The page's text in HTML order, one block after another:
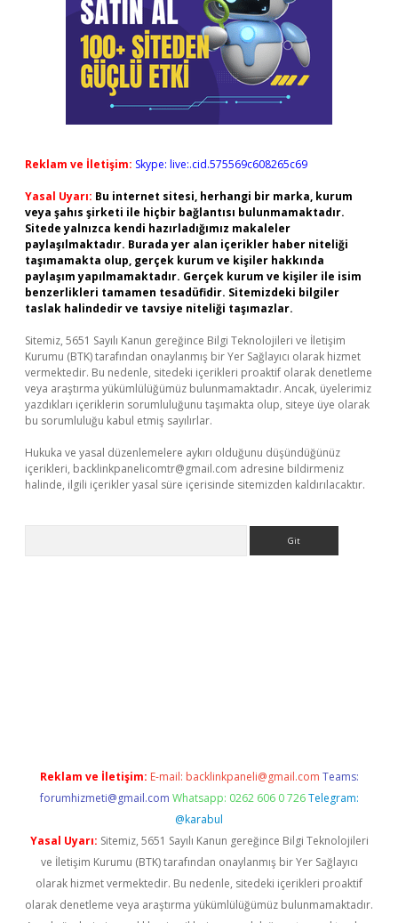
Reklam ve İletişim: Skype: live:.cid.575569c608265c69
Yasal Uyarı: Bu internet sitesi, herhangi bir marka, kurum
veya şahıs şirketi ile hiçbir bağlantısı bulunmamaktadır.
Sitede yalnızca kendi hazırladığımız makaleler
paylaşılmaktadır. Burada yer alan içerikler haber niteliği
taşımamakta olup, gerçek kurum ve kişiler hakkında
paylaşım yapılmamaktadır. Gerçek kurum ve kişiler ile isim
benzerlikleri tamamen tesadüfidir. Sitemizdeki bilgiler
taslak halindedir ve tavsiye niteliği taşımazlar.
Sitemiz, 5651 Sayılı Kanun gereğince Bilgi Teknolojileri ve İletişim
Kurumu (BTK) tarafından onaylanmış bir Yer Sağlayıcı olarak hizmet
vermektedir. Bu nedenle, sitedeki içerikleri proaktif olarak denetleme
veya araştırma yükümlülüğümüz bulunmamaktadır. Ancak, üyelerimiz
yazdıkları içeriklerin sorumluluğunu taşımakta olup, siteye üye olarak
bu sorumluluğu kabul etmiş sayılırlar.
Hukuka ve yasal düzenlemelere aykırı olduğunu düşündüğünüz
içerikleri, backlinkpanelicomtr@gmail.com adresine bildirmeniz
halinde, ilgili içerikler yasal süre içerisinde sitemizden kaldırılacaktır.
Reklam ve İletişim: E-mail: backlinkpaneli@gmail.com Teams:
forumhizmeti@gmail.com Whatsapp: 0262 606 0 726 Telegram:
@karabul
Yasal Uyarı: Sitemiz, 5651 Sayılı Kanun gereğince Bilgi Teknolojileri
ve İletişim Kurumu (BTK) tarafından onaylanmış bir Yer Sağlayıcı
olarak hizmet vermektedir. Bu nedenle, sitedeki içerikleri proaktif
olarak denetleme veya araştırma yükümlülüğümüz bulunmamaktadır.